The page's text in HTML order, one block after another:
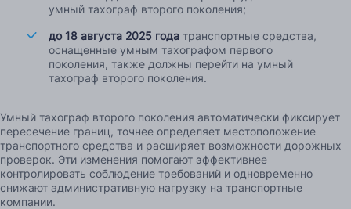
умный тахограф второго поколения;
до 18 августа 2025 года транспортные средства,
оснащенные умным тахографом первого
поколения, также должны перейти на умный
тахограф второго поколения.
Умный тахограф второго поколения автоматически фиксирует
пересечение границ, точнее определяет местоположение
транспортного средства и расширяет возможности дорожных
проверок. Эти изменения помогают эффективнее
контролировать соблюдение требований и одновременно
снижают административную нагрузку на транспортные
компании.